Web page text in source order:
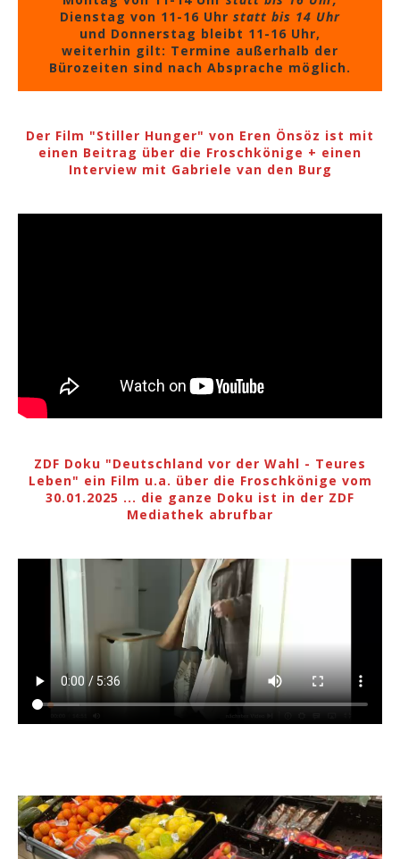
Dienstag von 11-16 Uhr statt bis 14 Uhr
und Donnerstag bleibt 11-16 Uhr,
weiterhin gilt: Termine außerhalb der
Bürozeiten sind nach Absprache möglich.
Der Film "Stiller Hunger" von Eren Önsöz ist mit
einen Beitrag über die Froschkönige + einen
Interview mit Gabriele van den Burg
ZDF Doku "Deutschland vor der Wahl - Teures
Leben" ein Film u.a. über die Froschkönige vom
30.01.2025 ... die ganze Doku ist in der ZDF
Mediathek abrufbar